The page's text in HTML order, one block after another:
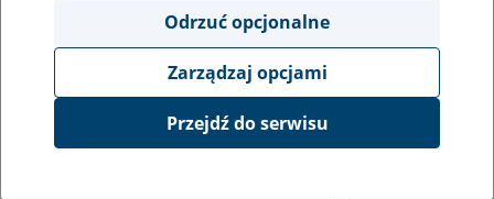
Obszar merytoryczny
obsługa klientów
Opis wydarzenia
Platforma Usług Elektronicznych ZUS eZUS
Odrzuć opcjonalne
Zarządzaj opcjami
Przejdź do serwisu